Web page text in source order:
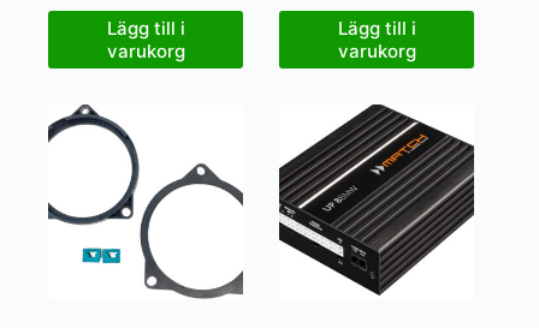
Lägg till i
varukorg
Lägg till i
varukorg